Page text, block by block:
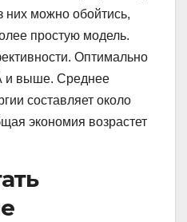
них можно обойтись,
простую модель.
Оптимально
и выше. Среднее
составляет около
экономия возрастет